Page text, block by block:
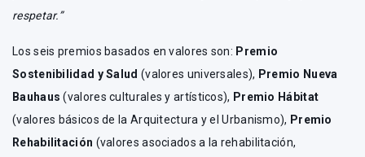
respetar.”
Los seis premios basados en valores son: Premio
Sostenibilidad y Salud (valores universales), Premio Nueva
Bauhaus (valores culturales y artísticos), Premio Hábitat
(valores básicos de la Arquitectura y el Urbanismo), Premio
Rehabilitación (valores asociados a la rehabilitación,